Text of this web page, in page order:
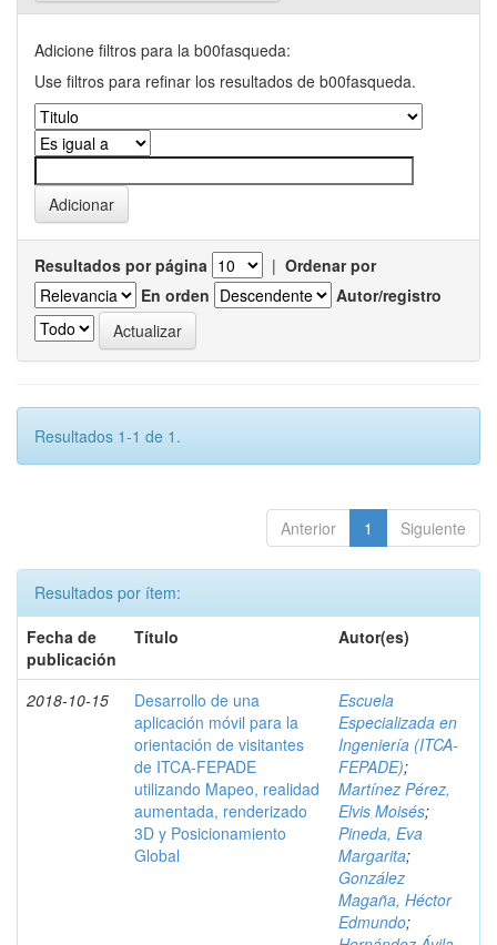
Adicione filtros para la b00fasqueda:
Use filtros para refinar los resultados de b00fasqueda.
Resultados por página | Ordenar por
En orden
Autor/registro
Resultados 1-1 de 1.
Anterior 1 Siguiente
Resultados por ítem:
Fecha de
publicación
Título Autor(es)
2018-10-15
Desarrollo de una
aplicación móvil para la
orientación de visitantes
de ITCA-FEPADE
utilizando Mapeo, realidad
aumentada, renderizado
3D y Posicionamiento
Global
Escuela
Especializada en
Ingeniería (ITCA-
FEPADE);
Martínez Pérez,
Elvis Moisés;
Pineda, Eva
Margarita;
González
Magaña, Héctor
Edmundo;